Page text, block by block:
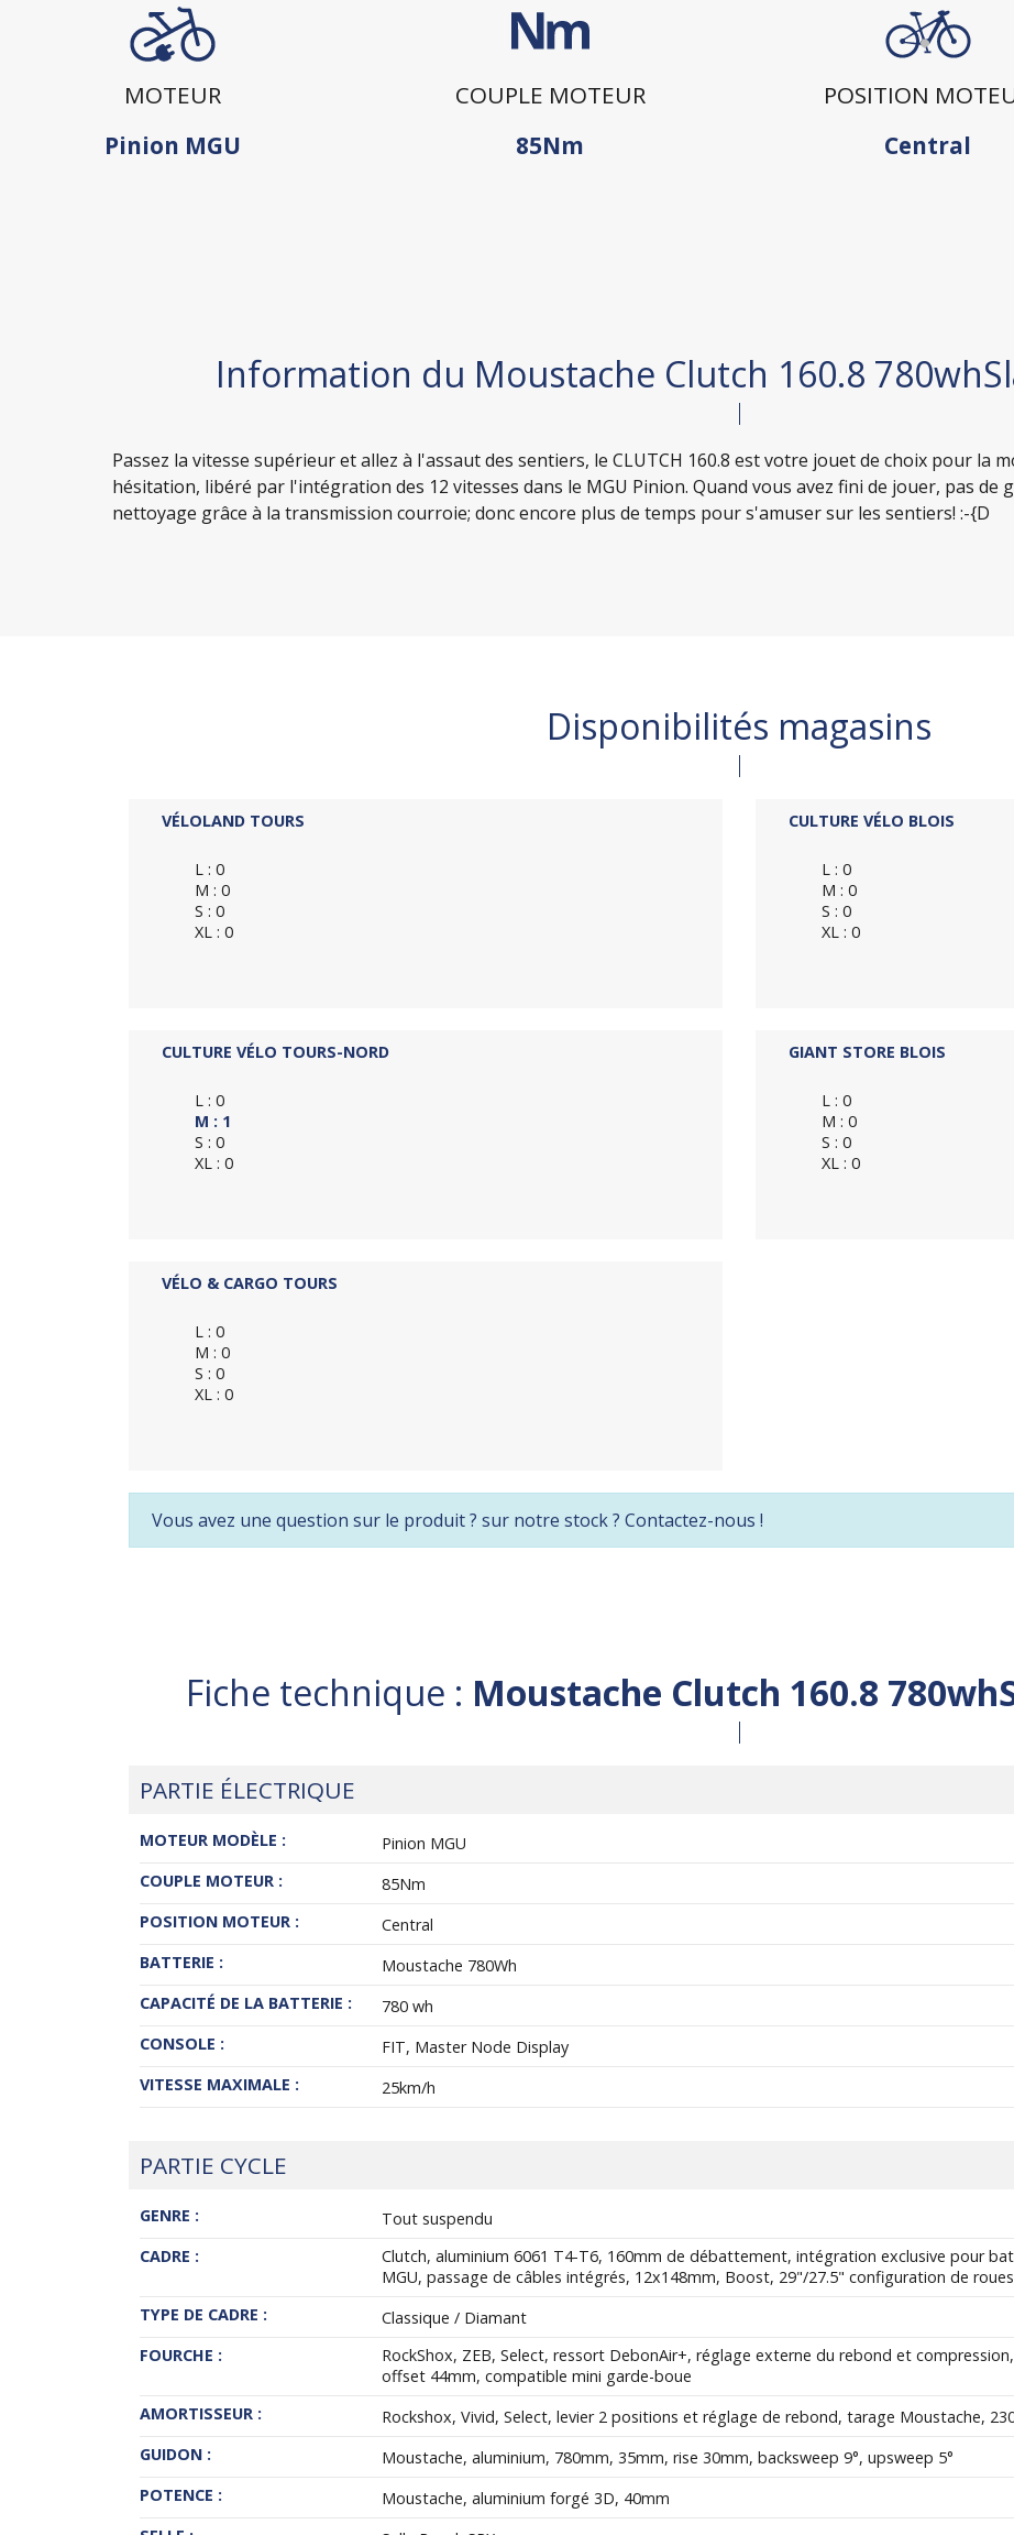
MOTEUR
Pinion MGU
COUPLE MOTEUR
85Nm
POSITION
Central
Information du Moustache Clutch 160.8
Passez la vitesse supérieur et allez à l'assaut des sentiers, le CLUTCH 160.8 est votre jouet de choix pour la
hésitation, libéré par l'intégration des 12 vitesses dans le MGU Pinion. Quand vous avez fini de jouer, pas de
nettoyage grâce à la transmission courroie; donc encore plus de temps pour s'amuser sur les sentiers! :-{D
Disponibilités magasins
VÉLOLAND TOURS
L : 0
M : 0
S : 0
XL : 0
CULTURE VÉLO BLOIS
L : 0
M : 0
S : 0
XL : 0
CULTURE VÉLO TOURS-NORD
L : 0
M : 1
S : 0
XL : 0
GIANT STORE BLOIS
L : 0
M : 0
S : 0
XL : 0
VÉLO & CARGO TOURS
L : 0
M : 0
S : 0
XL : 0
Vous avez une question sur le produit ? sur notre stock ? Contactez-nous !
Fiche technique : Moustache Clutch 160.8
PARTIE ÉLECTRIQUE
MOTEUR MODÈLE :
Pinion MGU
COUPLE MOTEUR :
85Nm
POSITION MOTEUR :
Central
BATTERIE :
Moustache 780Wh
CAPACITÉ DE LA BATTERIE :
780 wh
CONSOLE :
FIT, Master Node Display
VITESSE MAXIMALE :
25km/h
PARTIE CYCLE
GENRE :
Tout suspendu
CADRE :
Clutch, aluminium 6061 T4-T6, 160mm de débattement, intégration exclusive pour
MGU, passage de câbles intégrés, 12x148mm, Boost, 29"/27.5" configuration de
TYPE DE CADRE :
Classique / Diamant
FOURCHE :
RockShox, ZEB, Select, ressort DebonAir+, réglage externe du rebond et
offset 44mm, compatible mini garde-boue
AMORTISSEUR :
Rockshox, Vivid, Select, levier 2 positions et réglage de rebond, tarage Moustache,
GUIDON :
Moustache, aluminium, 780mm, 35mm, rise 30mm, backsweep 9°, upsweep 5°
POTENCE :
Moustache, aluminium forgé 3D, 40mm